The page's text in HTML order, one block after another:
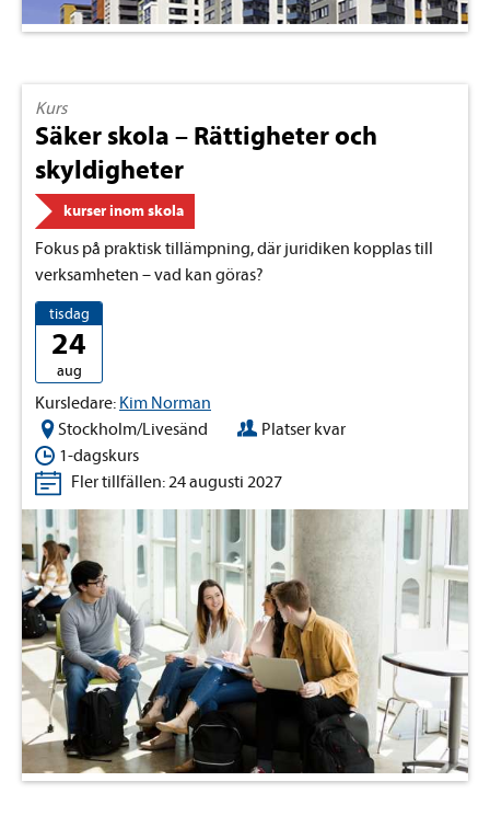
Kurs
Säker skola – Rättigheter och
skyldigheter
kurser inom skola
Fokus på praktisk tillämpning, där juridiken kopplas till
verksamheten – vad kan göras?
tisdag
24
aug
Kursledare: Kim Norman
Stockholm/Livesänd
Platser kvar
1-dagskurs
Fler tillfällen: 24 augusti 2027